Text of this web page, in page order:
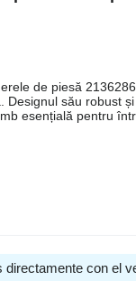
de piesă
său robust
esențială pentru
con el